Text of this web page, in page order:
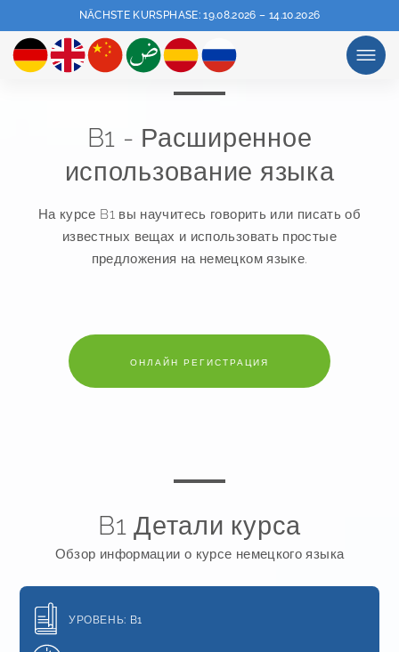
B1 - Расширенное
использование языка
На курсе B1 вы научитесь говорить или писать об
известных вещах и использовать простые
предложения на немецком языке.
ОНЛАЙН РЕГИСТРАЦИЯ
B1 Детали курса
Обзор информации о курсе немецкого языка
УРОВЕНЬ: B1
NÄCHSTE KURSPHASE: 19.08.2026 – 14.10.2026